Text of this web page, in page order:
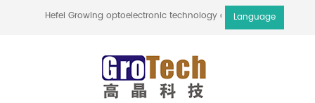
Hefei Growing optoelectronic technology co., ltdLanguage